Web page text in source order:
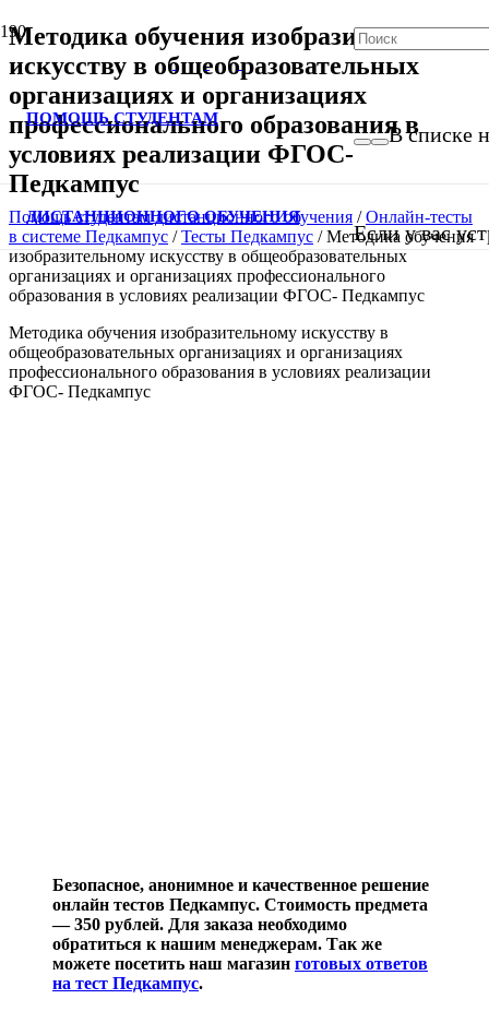
ПОМОЩЬ СТУДЕНТАМ
ДИСТАНЦИОННОГО ОБУЧЕНИЯ
В списке
Если у вас
Методика обучения изобразительному
искусству в общеобразовательных
организациях и организациях
профессионального образования в
условиях реализации ФГОС-
Педкампус
Помощь студентам дистанционного обучения /Онлайн-тесты
в системе Педкампус /Тесты Педкампус /Методика обучения
изобразительному искусству в общеобразовательных
организациях и организациях профессионального
образования в условиях реализации ФГОС- Педкампус
Методика обучения изобразительному искусству в
общеобразовательных организациях и организациях
профессионального образования в условиях реализации
ФГОС- Педкампус
Безопасное, анонимное и качественное решение
онлайн тестов Педкампус. Стоимость предмета
— 350 рублей. Для заказа необходимо
обратиться к нашим менеджерам. Так же
можете посетить наш магазин готовых ответов
на тест Педкампус.